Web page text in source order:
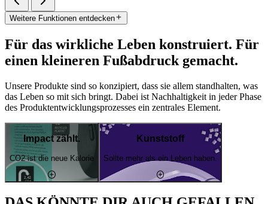
Weitere Funktionen entdecken
Für das wirkliche Leben konstruiert. Für
einen kleineren Fußabdruck gemacht.
Unsere Produkte sind so konzipiert, dass sie allem standhalten, was
das Leben so mit sich bringt. Dabei ist Nachhaltigkeit in jeder Phase
des Produktentwicklungsprozesses ein zentrales Element.
Impact zählt.
CO2 ist die neue Kalorie
Kunststoff
Sollte mehr als ein Leben haben.